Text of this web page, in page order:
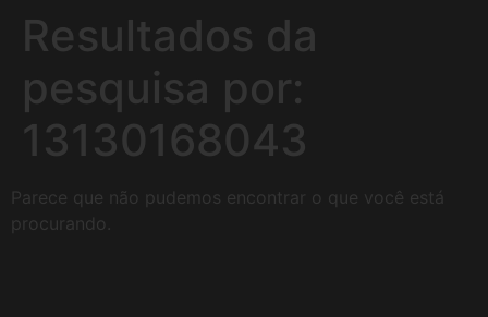
Resultados da
pesquisa por:
13130168043
Parece que não pudemos encontrar o que você está
procurando.